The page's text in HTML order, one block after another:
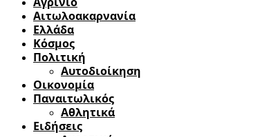
Αιτωλοακαρνανία
Ελλάδα
Κόσμος
Πολιτική
Αυτοδιοίκηση
Οικονομία
Παναιτωλικός
Αθλητικά
Ειδήσεις